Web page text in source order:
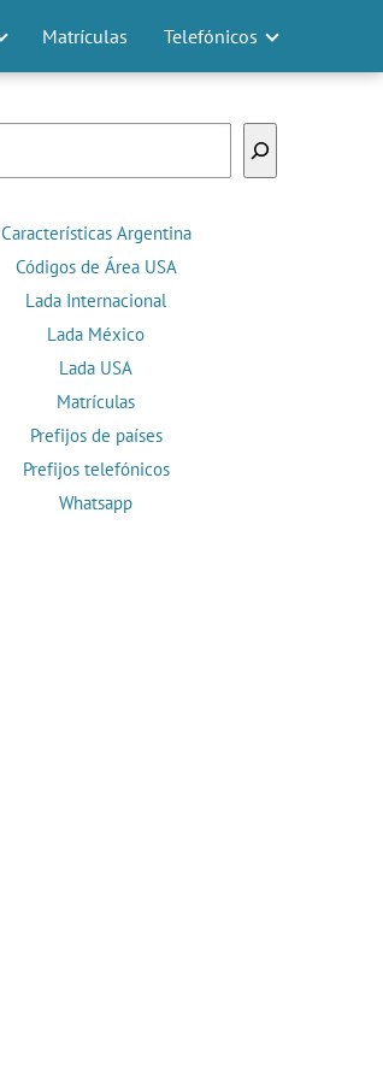
Matrículas Telefónicos
Características Argentina
Códigos de Área USA
Lada Internacional
Lada México
Lada USA
Matrículas
Prefijos de países
Prefijos telefónicos
Whatsapp